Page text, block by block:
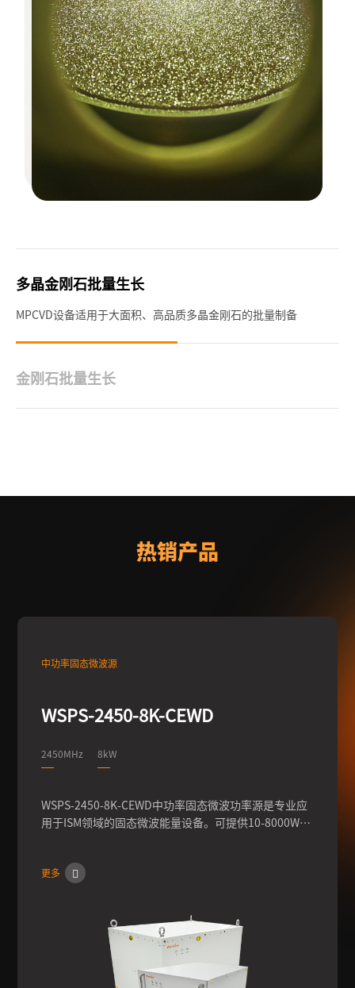
多晶金刚石批量生长
MPCVD设备适用于大面积、高品质多晶金刚石的批量制备
金刚石批量生长
长，
热销产品
中功率固态微波源
WSPS-2450-8K-CEWD
2450MHz 8kW
WSPS-2450-8K-CEWD中功率固态微波功率源是专业应
用于ISM领域的固态微波能量设备。可提供10-8000W的
器，可承受较大反射功率，适应各种驻波比发负载应
更多